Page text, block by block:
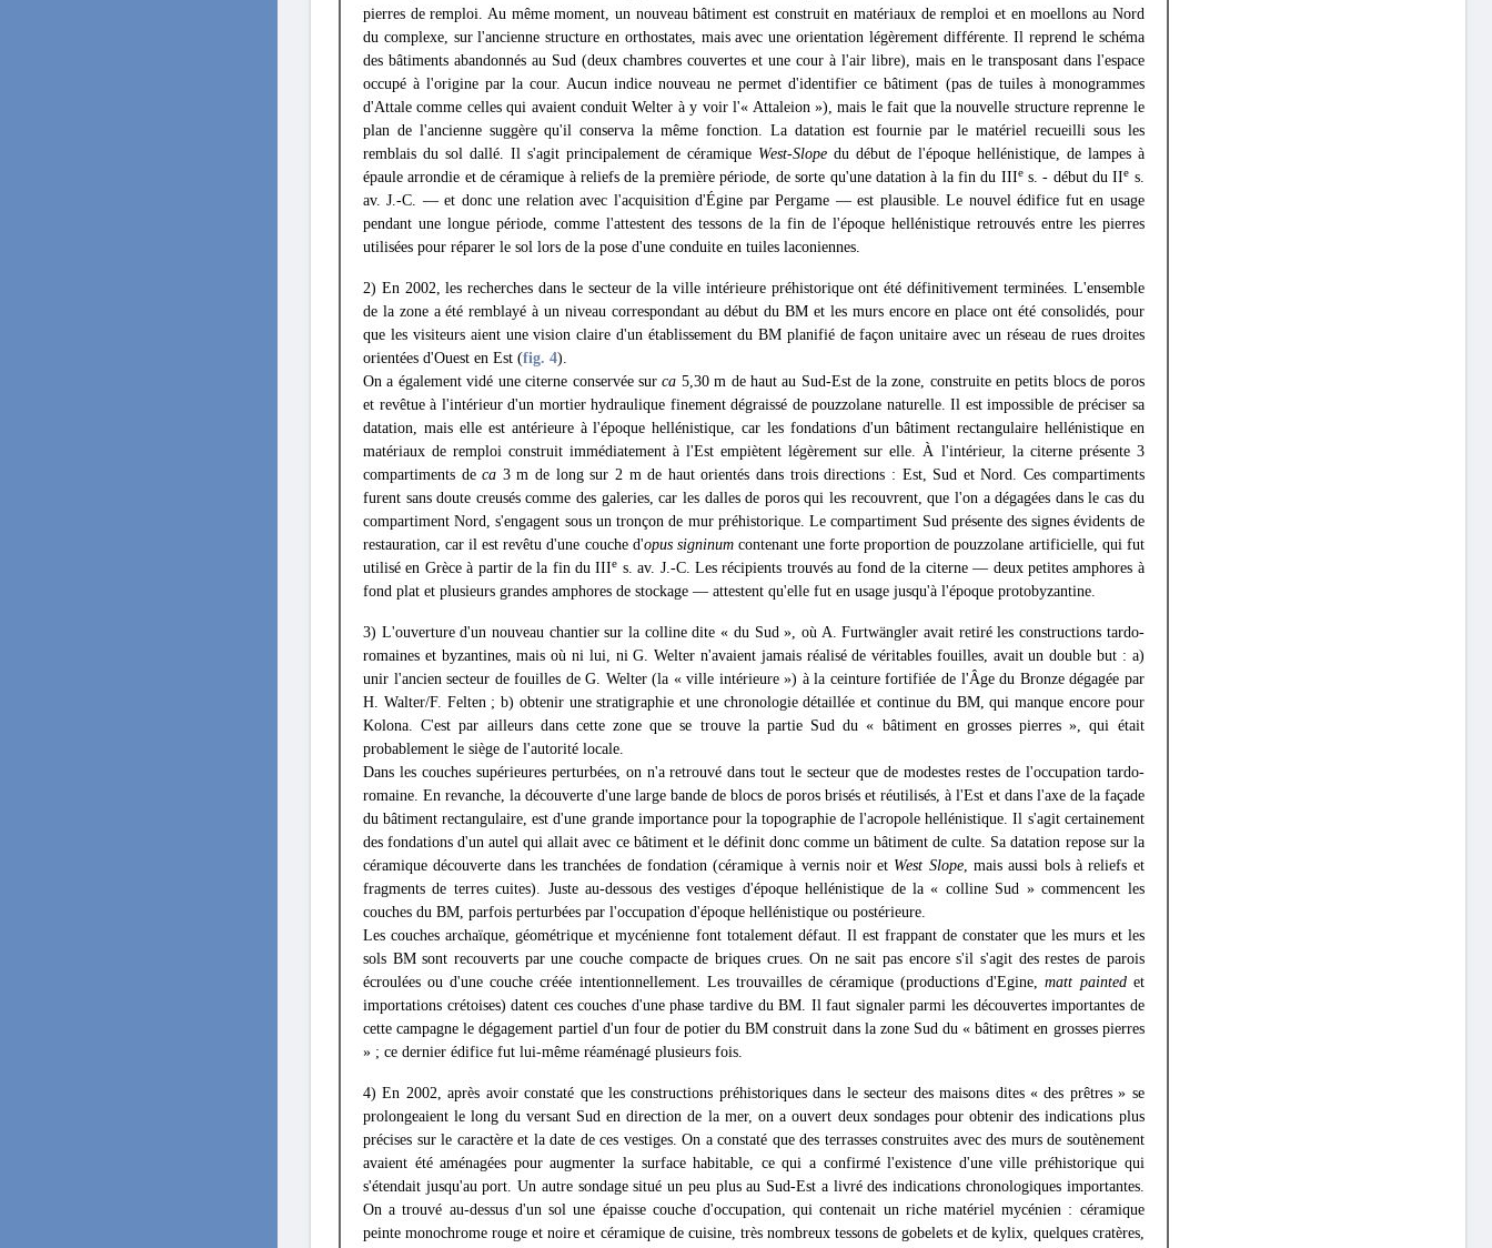
pierres de remploi. Au même moment, un nouveau bâtiment est construit en matériaux de remploi et en moellons au Nord
du complexe, sur l'ancienne structure en orthostates, mais avec une orientation légèrement différente. Il reprend le schéma
des bâtiments abandonnés au Sud (deux chambres couvertes et une cour à l'air libre), mais en le transposant dans l'espace
occupé à l'origine par la cour. Aucun indice nouveau ne permet d'identifier ce bâtiment (pas de tuiles à monogrammes
d'Attale comme celles qui avaient conduit Welter à y voir l'« Attaleion »), mais le fait que la nouvelle structure reprenne le
plan de l'ancienne suggère qu'il conserva la même fonction. La datation est fournie par le matériel recueilli sous les
remblais du sol dallé. Il s'agit principalement de céramique West-Slopedu début de l'époque hellénistique, de lampes à
épaule arrondie et de céramique à reliefs de la première période, de sorte qu'une datation à la fin du IIIes. - début du IIe s.
av. J.-C. — et donc une relation avec l'acquisition d'Égine par Pergame — est plausible. Le nouvel édifice fut en usage
pendant une longue période, comme l'attestent des tessons de la fin de l'époque hellénistique retrouvés entre les pierres
utilisées pour réparer le sol lors de la pose d'une conduite en tuiles laconiennes.
2) En 2002, les recherches dans le secteur de la ville intérieure préhistorique ont été définitivement terminées. L'ensemble
de la zone a été remblayé à un niveau correspondant au début du BM et les murs encore en place ont été consolidés, pour
que les visiteurs aient une vision claire d'un établissement du BM planifié de façon unitaire avec un réseau de rues droites
orientées d'Ouest en Est (fig. 4).
On a également vidé une citerne conservée surca 5,30 m de haut au Sud-Est de la zone, construite en petits blocs de poros
et revêtue à l'intérieur d'un mortier hydraulique finement dégraissé de pouzzolane naturelle. Il est impossible de préciser sa
datation, mais elle est antérieure à l'époque hellénistique, car les fondations d'un bâtiment rectangulaire hellénistique en
matériaux de remploi construit immédiatement à l'Est empiètent légèrement sur elle. À l'intérieur, la citerne présente 3
compartiments deca 3 m de long sur 2 m de haut orientés dans trois directions : Est, Sud et Nord. Ces compartiments
furent sans doute creusés comme des galeries, car les dalles de poros qui les recouvrent, que l'on a dégagées dans le cas du
compartiment Nord, s'engagent sous un tronçon de mur préhistorique. Le compartiment Sud présente des signes évidents de
restauration, car il est revêtu d'une couche d'opus signinumcontenant une forte proportion de pouzzolane artificielle, qui fut
utilisé en Grèce à partir de la fin du IIIe s. av. J.-C. Les récipients trouvés au fond de la citerne — deux petites amphores à
fond plat et plusieurs grandes amphores de stockage — attestent qu'elle fut en usage jusqu'à l'époque protobyzantine.
3) L'ouverture d'un nouveau chantier sur la colline dite « du Sud », où A. Furtwängler avait retiré les constructions tardo-
romaines et byzantines, mais où ni lui, ni G. Welter n'avaient jamais réalisé de véritables fouilles, avait un double but : a)
unir l'ancien secteur de fouilles de G. Welter (la « ville intérieure ») à la ceinture fortifiée de l'Âge du Bronze dégagée par
H. Walter/F. Felten ; b) obtenir une stratigraphie et une chronologie détaillée et continue du BM, qui manque encore pour
Kolona. C'est par ailleurs dans cette zone que se trouve la partie Sud du « bâtiment en grosses pierres », qui était
probablement le siège de l'autorité locale.
Dans les couches supérieures perturbées, on n'a retrouvé dans tout le secteur que de modestes restes de l'occupation tardo-
romaine. En revanche, la découverte d'une large bande de blocs de poros brisés et réutilisés, à l'Est et dans l'axe de la façade
du bâtiment rectangulaire, est d'une grande importance pour la topographie de l'acropole hellénistique. Il s'agit certainement
des fondations d'un autel qui allait avec ce bâtiment et le définit donc comme un bâtiment de culte. Sa datation repose sur la
céramique découverte dans les tranchées de fondation (céramique à vernis noir et West Slope, mais aussi bols à reliefs et
fragments de terres cuites). Juste au-dessous des vestiges d'époque hellénistique de la « colline Sud » commencent les
couches du BM, parfois perturbées par l'occupation d'époque hellénistique ou postérieure.
Les couches archaïque, géométrique et mycénienne font totalement défaut. Il est frappant de constater que les murs et les
sols BM sont recouverts par une couche compacte de briques crues. On ne sait pas encore s'il s'agit des restes de parois
écroulées ou d'une couche créée intentionnellement. Les trouvailles de céramique (productions d'Egine,matt paintedet
importations crétoises) datent ces couches d'une phase tardive du BM. Il faut signaler parmi les découvertes importantes de
cette campagne le dégagement partiel d'un four de potier du BM construit dans la zone Sud du « bâtiment en grosses pierres
» ; ce dernier édifice fut lui-même réaménagé plusieurs fois.
4) En 2002, après avoir constaté que les constructions préhistoriques dans le secteur des maisons dites « des prêtres » se
prolongeaient le long du versant Sud en direction de la mer, on a ouvert deux sondages pour obtenir des indications plus
précises sur le caractère et la date de ces vestiges. On a constaté que des terrasses construites avec des murs de soutènement
avaient été aménagées pour augmenter la surface habitable, ce qui a confirmé l'existence d'une ville préhistorique qui
s'étendait jusqu'au port. Un autre sondage situé un peu plus au Sud-Est a livré des indications chronologiques importantes.
On a trouvé au-dessus d'un sol une épaisse couche d'occupation, qui contenait un riche matériel mycénien : céramique
peinte monochrome rouge et noire et céramique de cuisine, très nombreux tessons de gobelets et de kylix, quelques cratères,